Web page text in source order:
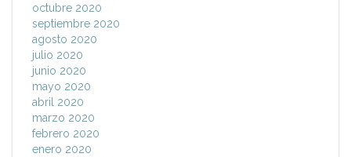
octubre 2020
septiembre 2020
agosto 2020
julio 2020
junio 2020
mayo 2020
abril 2020
marzo 2020
febrero 2020
enero 2020